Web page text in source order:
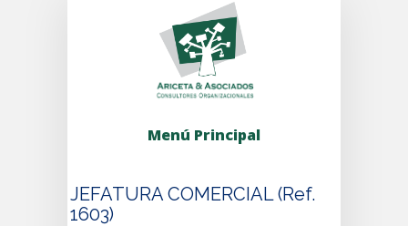
Menú Principal
JEFATURA COMERCIAL (Ref.
1603)